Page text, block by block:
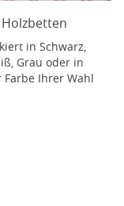
Holzbetten
in Schwarz,
Grau oder in
Farbe Ihrer Wahl